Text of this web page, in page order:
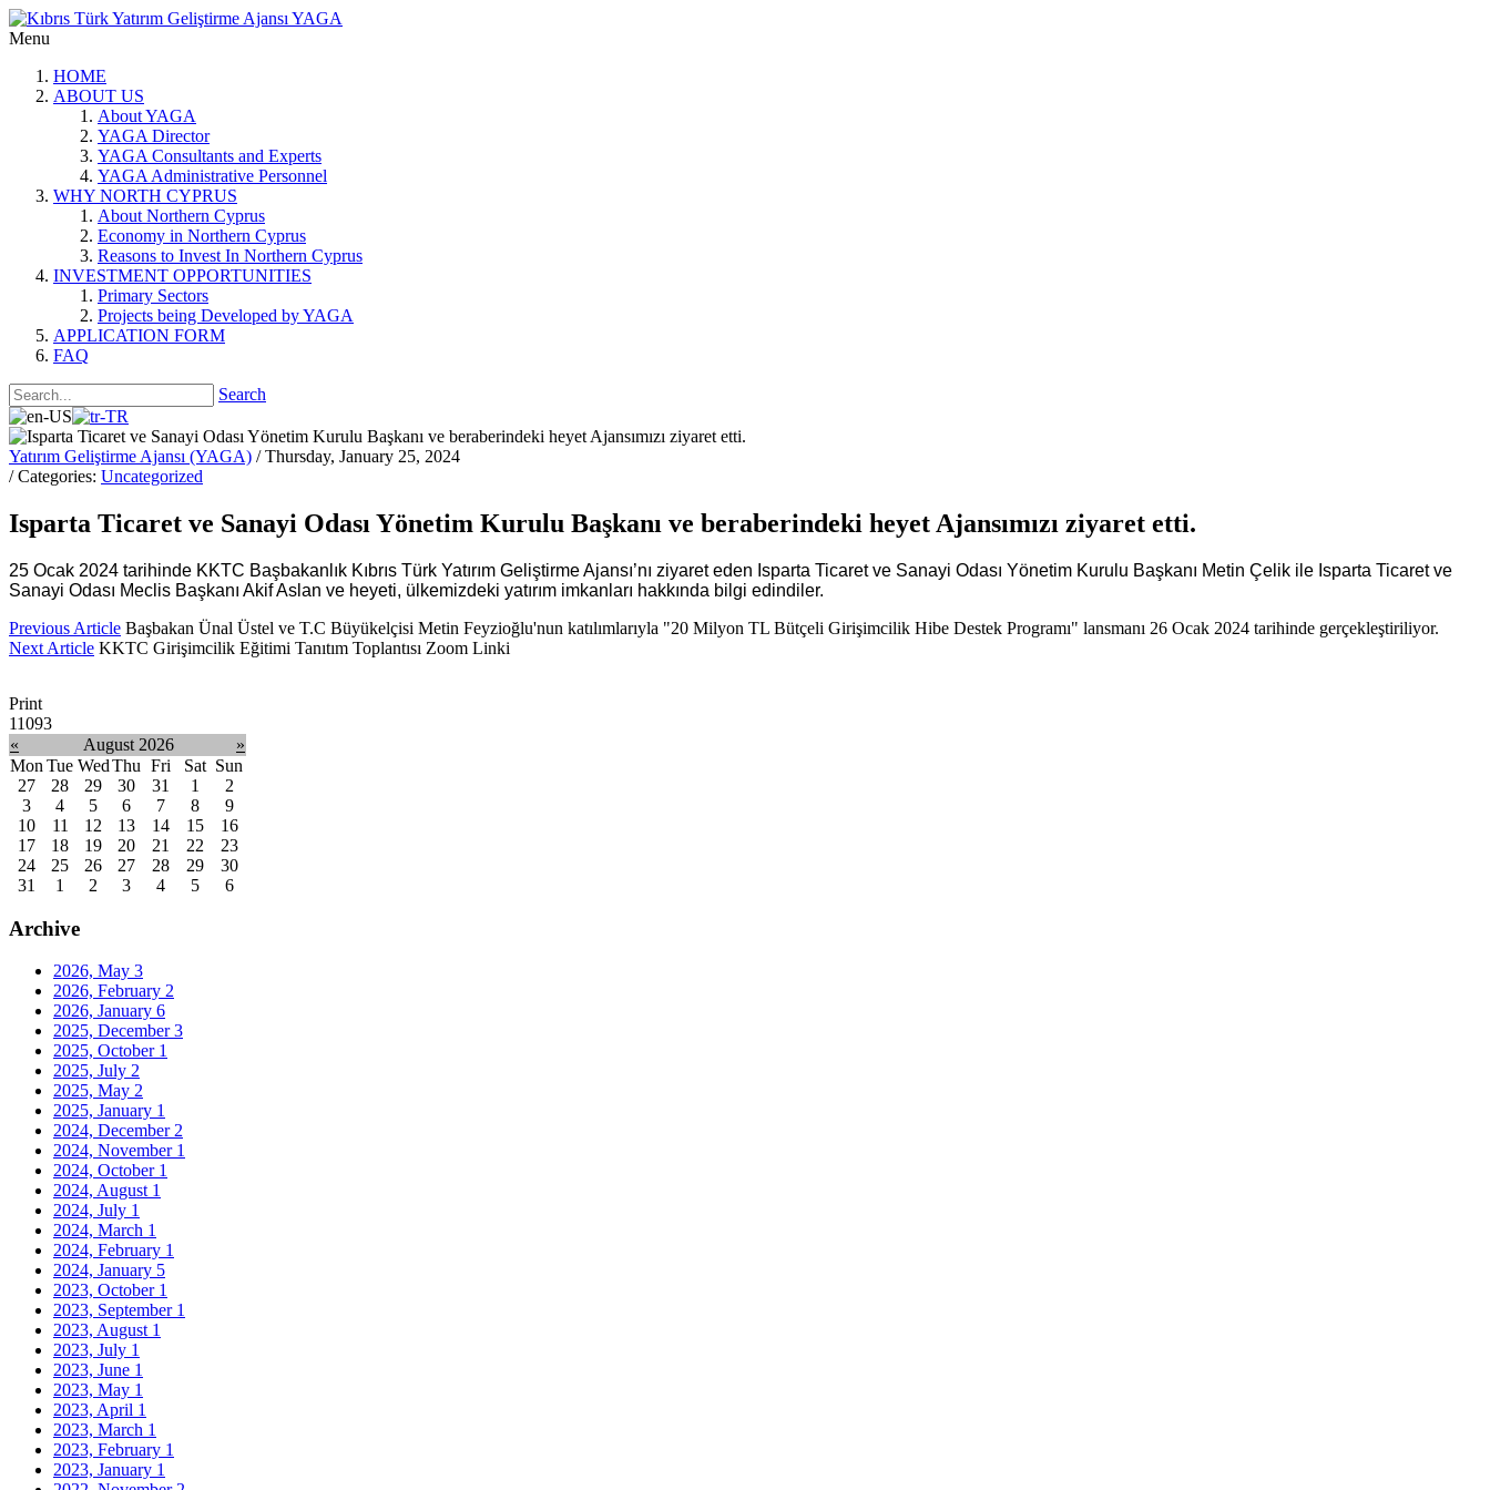
Menu
HOME
ABOUT US
About YAGA
YAGA Director
YAGA Consultants and Experts
YAGA Administrative Personnel
WHY NORTH CYPRUS
About Northern Cyprus
Economy in Northern Cyprus
Reasons to Invest In Northern Cyprus
INVESTMENT OPPORTUNITIES
Primary Sectors
Projects being Developed by YAGA
APPLICATION FORM
FAQ
Search
Yatırım Geliştirme Ajansı (YAGA) / Thursday, January 25, 2024
/ Categories: Uncategorized
Isparta Ticaret ve Sanayi Odası Yönetim Kurulu Başkanı ve beraberindeki heyet Ajansımızı ziyaret etti.
25 Ocak 2024 tarihinde KKTC Başbakanlık Kıbrıs Türk Yatırım Geliştirme Ajansı’nı ziyaret eden Isparta Ticaret ve Sanayi Odası Yönetim Kurulu Başkanı Metin Çelik ile Isparta Ticaret ve
Sanayi Odası Meclis Başkanı Akif Aslan ve heyeti, ülkemizdeki yatırım imkanları hakkında bilgi edindiler.
Previous Article Başbakan Ünal Üstel ve T.C Büyükelçisi Metin Feyzioğlu'nun katılımlarıyla "20 Milyon TL Bütçeli Girişimcilik Hibe Destek Programı" lansmanı 26 Ocak 2024 tarihinde gerçekleştiriliyor.
Next Article KKTC Girişimcilik Eğitimi Tanıtım Toplantısı Zoom Linki
Print
11093
«
August 2026
»
Mon Tue WedThu Fri Sat Sun
27
28 29 30 31 1
2
3
4 5 6 7 8
9
10
11 12 13 14 15
16
17
18 19 20 21 22
23
24
25 26 27 28 29
30
31
1 2 3 4 5 6
Archive
2026, May 3
2026, February 2
2026, January 6
2025, December3
2025, October 1
2025, July 2
2025, May 2
2025, January 1
2024, December 2
2024, November 1
2024, October 1
2024, August 1
2024, July 1
2024, March 1
2024, February 1
2024, January 5
2023, October 1
2023, September 1
2023, August 1
2023, July 1
2023, June 1
2023, May 1
2023, April 1
2023, March 1
2023, February 1
2023, January 1